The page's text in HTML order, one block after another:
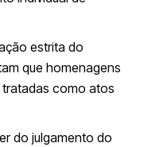
estrita do
que homenagens
tratadas como atos
do julgamento do